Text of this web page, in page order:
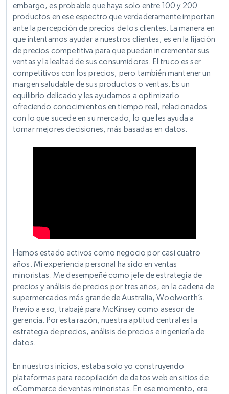
embargo, es probable que haya solo entre 100 y 200
productos en ese espectro que verdaderamente importan
ante la percepción de precios de los clientes. La manera en
que intentamos ayudar a nuestros clientes, es en la fijación
de precios competitiva para que puedan incrementar sus
ventas y la lealtad de sus consumidores. El truco es ser
competitivos con los precios, pero también mantener un
margen saludable de sus productos o ventas. Es un
equilibrio delicado y les ayudamos a optimizarlo
ofreciendo conocimientos en tiempo real, relacionados
con lo que sucede en su mercado, lo que les ayuda a
tomar mejores decisiones, más basadas en datos.
Hemos estado activos como negocio por casi cuatro
años. Mi experiencia personal ha sido en ventas
minoristas. Me desempeñé como jefe de estrategia de
precios y análisis de precios por tres años, en la cadena de
supermercados más grande de Australia, Woolworth’s.
Previo a eso, trabajé para McKinsey como asesor de
gerencia. Por esta razón, nuestra aptitud central es la
estrategia de precios, análisis de precios e ingeniería de
datos.
En nuestros inicios, estaba solo yo construyendo
plataformas para recopilación de datos web en sitios de
eCommerce de ventas minoristas. En ese momento, era